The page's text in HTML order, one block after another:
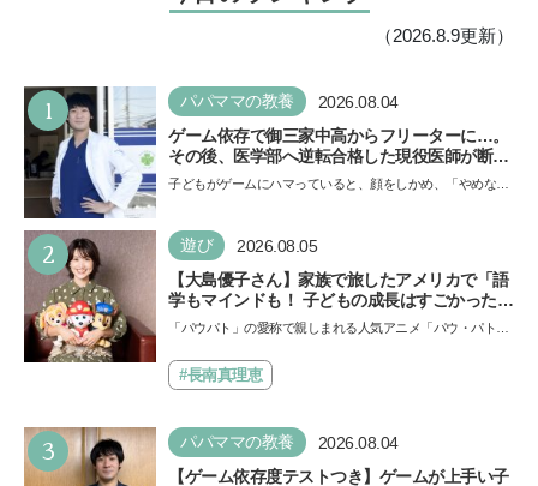
（2026.8.9更新）
1 パパママの教養 2026.08.04
ゲーム依存で御三家中高からフリーターに…。
その後、医学部へ逆転合格した現役医師が断言
「ゲームの経験が受験勉強に役立った」そう考
子どもがゲームにハマっていると、顔をしかめ、「やめなさ
い…
2 遊び 2026.08.05
【大島優子さん】家族で旅したアメリカで「語
学もマインドも！ 子どもの成長はすごかった」
声優をつとめた映画『パウ・パトロール ザ・ダ
できると子どもに知ってほしい
「パウパト」の愛称で親しまれる人気アニメ「パウ・パトロ
ザ…
#長南真理恵
3 パパママの教養 2026.08.04
【ゲーム依存度テストつき】ゲームが上手い子